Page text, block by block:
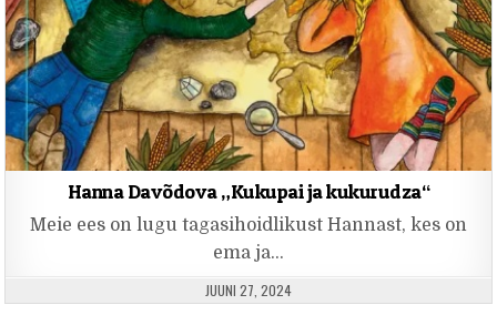
Hanna Davõdova „Kukupai ja kukurudza“
Meie ees on lugu tagasihoidlikust Hannast, kes on
ema ja…
PUBLISHED DATE:
JUUNI 27, 2024